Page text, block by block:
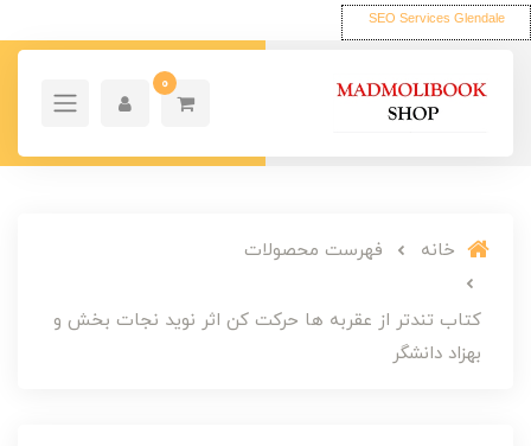
SEO Services Glendale
0
خانه فهرست محصولات
کتاب تندتر از عقربه ها حرکت کن اثر نوید نجات بخش و
بهزاد دانشگر